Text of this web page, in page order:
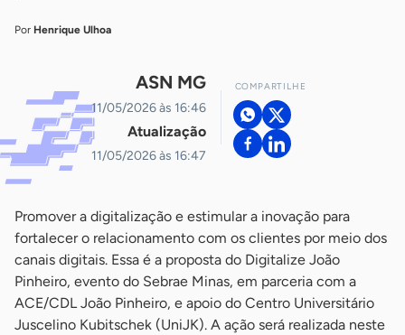
Por Henrique Ulhoa
ASN MG
11/05/2026 às 16:46
Atualização
11/05/2026 às 16:47
COMPARTILHE
Promover a digitalização e estimular a inovação para
fortalecer o relacionamento com os clientes por meio dos
canais digitais. Essa é a proposta do Digitalize João
Pinheiro, evento do Sebrae Minas, em parceria com a
ACE/CDL João Pinheiro, e apoio do Centro Universitário
Juscelino Kubitschek (UniJK). A ação será realizada neste